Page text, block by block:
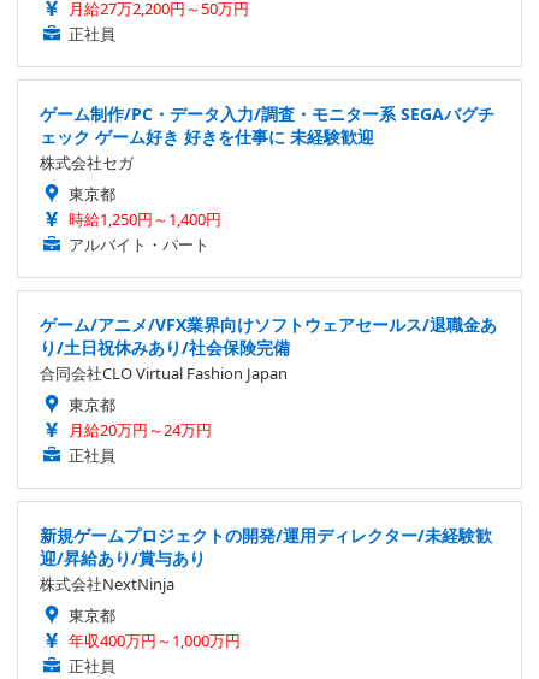
月給27万2,200円～50万円
正社員
ゲーム制作/PC・データ入力/調査・モニター系 SEGAバグチ
ェック ゲーム好き 好きを仕事に 未経験歓迎
株式会社セガ
東京都
時給1,250円～1,400円
アルバイト・パート
ゲーム/アニメ/VFX業界向けソフトウェアセールス/退職金あ
り/土日祝休みあり/社会保険完備
合同会社CLO Virtual Fashion Japan
東京都
月給20万円～24万円
正社員
新規ゲームプロジェクトの開発/運用ディレクター/未経験歓
迎/昇給あり/賞与あり
株式会社NextNinja
東京都
年収400万円～1,000万円
正社員